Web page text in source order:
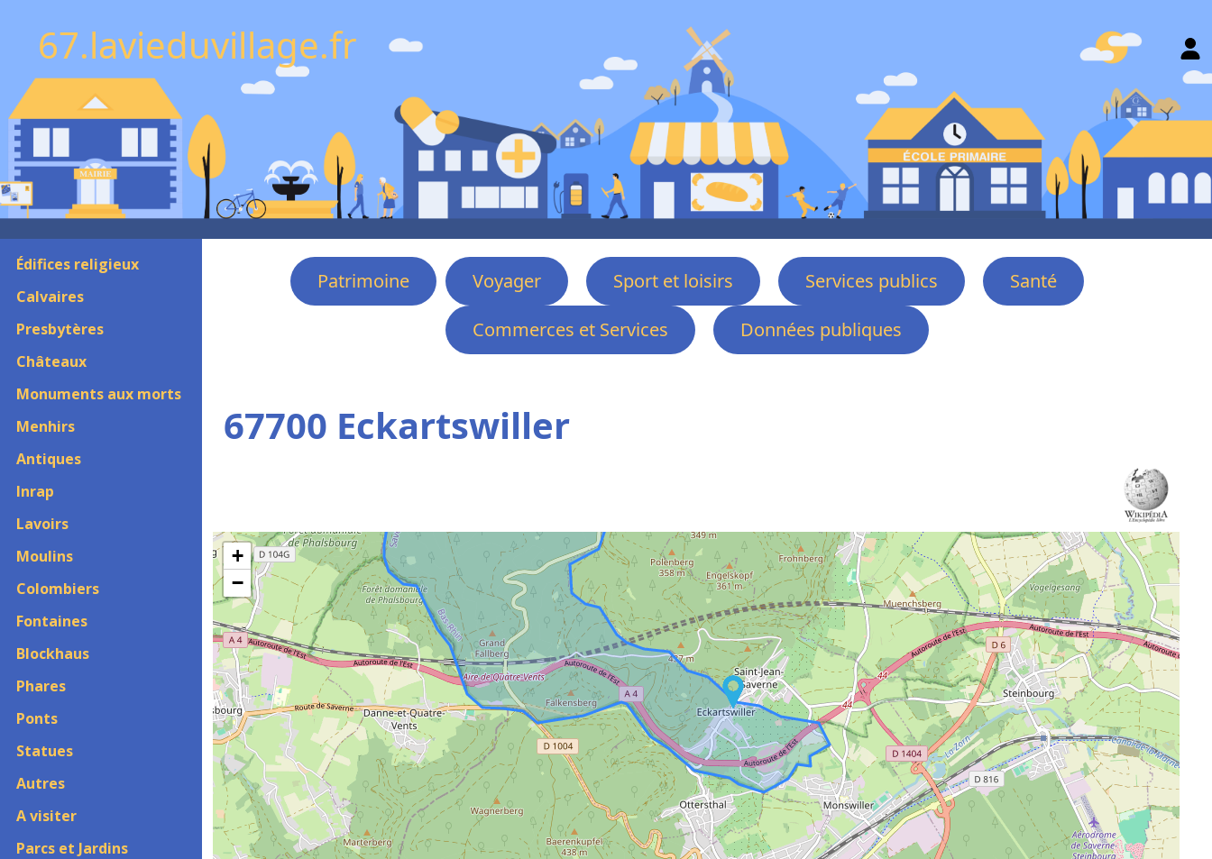
67.lavieduvillage.fr
Édifices religieux
Calvaires
Presbytères
Châteaux
Monuments aux morts
Menhirs
Antiques
Inrap
Lavoirs
Moulins
Colombiers
Fontaines
Blockhaus
Phares
Ponts
Statues
Autres
A visiter
Parcs et Jardins
Patrimoine Voyager Sport et loisirs Services publics
Santé
Commerces et Services
Données publiques
67700 Eckartswiller
+
−